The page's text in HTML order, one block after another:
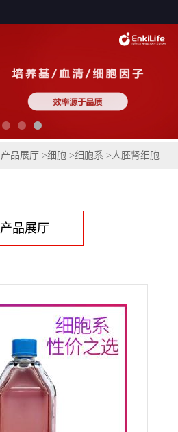
产品展厅 >细胞 >细胞系 >人胚肾细胞
产品展厅